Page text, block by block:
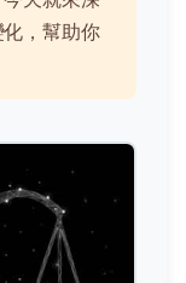
，幫助你